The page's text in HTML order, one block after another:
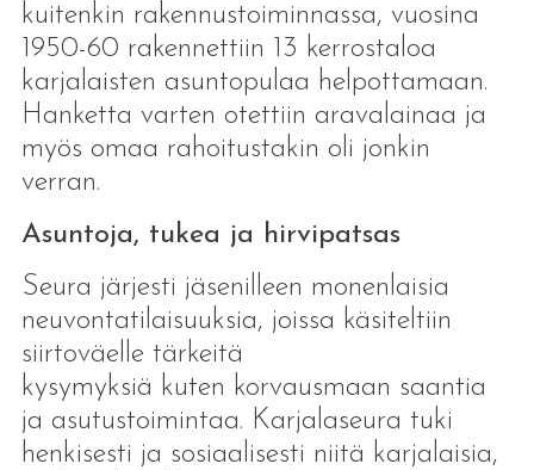
kuitenkin rakennustoiminnassa, vuosina
1950-60 rakennettiin 13 kerrostaloa
karjalaisten asuntopulaa helpottamaan.
Hanketta varten otettiin aravalainaa ja
myös omaa rahoitustakin oli jonkin
verran.
Asuntoja, tukea ja hirvipatsas
Seura järjesti jäsenilleen monenlaisia
neuvontatilaisuuksia, joissa käsiteltiin
siirtoväelle tärkeitä
kysymyksiä kuten korvausmaan saantia
ja asutustoimintaa. Karjalaseura tuki
henkisesti ja sosiaalisesti niitä karjalaisia,